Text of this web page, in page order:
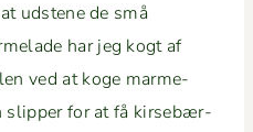
udstene de små
har jeg kogt af
ved at koge marme­
slip­per for at få kirse­bær­